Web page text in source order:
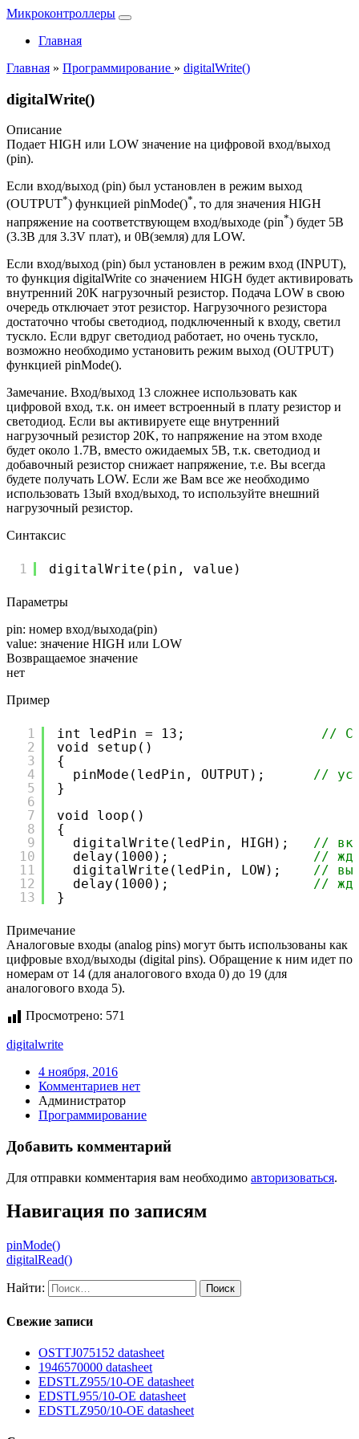
Микроконтроллеры
Главная
Главная » Программирование » digitalWrite()
digitalWrite()
Описание
Подает HIGH или LOW значение на цифровой вход/выход
(pin).
Если вход/выход (pin) был установлен в режим выход
(OUTPUT*) функцией pinMode()*, то для значения HIGH
напряжение на соответствующем вход/выходе (pin*) будет 5В
(3.3В для 3.3V плат), и 0В(земля) для LOW.
Если вход/выход (pin) был установлен в режим вход (INPUT),
то функция digitalWrite со значением HIGH будет активировать
внутренний 20K нагрузочный резистор. Подача LOW в свою
очередь отключает этот резистор. Нагрузочного резистора
достаточно чтобы светодиод, подключенный к входу, светил
тускло. Если вдруг светодиод работает, но очень тускло,
возможно необходимо установить режим выход (OUTPUT)
функцией pinMode().
Замечание. Вход/выход 13 сложнее использовать как
цифровой вход, т.к. он имеет встроенный в плату резистор и
светодиод. Если вы активируете еще внутренний
нагрузочный резистор 20K, то напряжение на этом входе
будет около 1.7В, вместо ожидаемых 5В, т.к. светодиод и
добавочный резистор снижает напряжение, т.е. Вы всегда
будете получать LOW. Если же Вам все же необходимо
использовать 13ый вход/выход, то используйте внешний
нагрузочный резистор.
Синтаксис
1 digitalWrite(pin, value)
Параметры
pin: номер вход/выхода(pin)
value: значение HIGH или LOW
Возвращаемое значение
нет
Пример
1
2
3
4
5
6
7
8
9
10
11
12
13
int ledPin = 13; //
void setup()
{
pinMode(ledPin, OUTPUT); //
}
void loop()
{
digitalWrite(ledPin, HIGH); //
delay(1000); //
digitalWrite(ledPin, LOW); //
delay(1000); //
}
Примечание
Аналоговые входы (analog pins) могут быть использованы как
цифровые вход/выходы (digital pins). Обращение к ним идет по
номерам от 14 (для аналогового входа 0) до 19 (для
аналогового входа 5).
Просмотрено: 571
digitalwrite
4 ноября, 2016
Комментариев нет
Администратор
Программирование
Добавить комментарий
Для отправки комментария вам необходимо авторизоваться.
Навигация по записям
pinMode()
digitalRead()
Найти:
Свежие записи
OSTTJ075152 datasheet
1946570000 datasheet
EDSTLZ955/10-OE datasheet
EDSTL955/10-OE datasheet
EDSTLZ950/10-OE datasheet